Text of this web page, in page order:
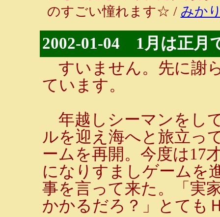
のすごい憧れます☆ / みか
2002-01-04 1月は正月
すいません。先に謝
ています。
年越しシーマンをし
ルを迎え海へと旅立っ
ームを再開。今度は17
になりすましゲームを
事を言って来た。「実
かかるだろ？」とても